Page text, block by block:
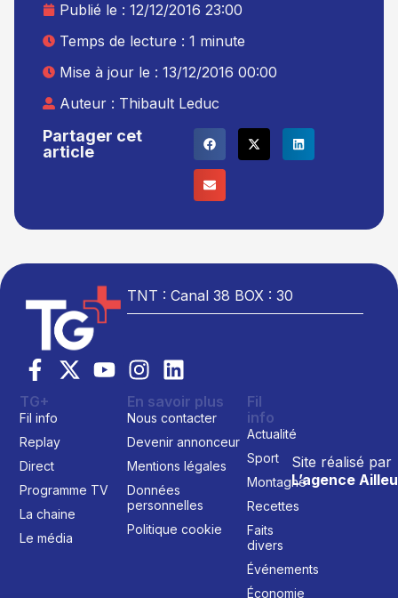
Partager cet
article
Publié le : 12/12/2016 23:00
Temps de lecture : 1 minute
Mise à jour le : 13/12/2016 00:00
Auteur : Thibault Leduc
TNT : Canal 38 BOX : 30
Site réalisé par
L’agence
TG+
Fil info
Replay
Direct
Programme TV
La chaine
Le média
En savoir plus
Nous contacter
Devenir annonceur
Mentions légales
Données
personnelles
Politique cookie
Fil
info
Actualité
Sport
Montagne
Recettes
Faits
divers
Événements
Économie